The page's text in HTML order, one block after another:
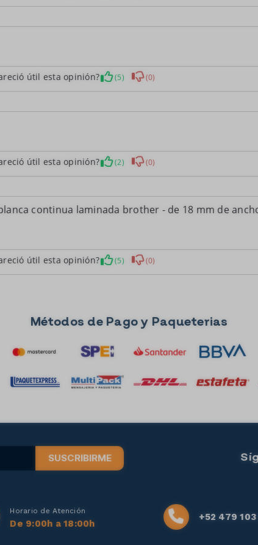
útil esta opinión? (5) (0)
útil esta opinión? (2) (0)
continua laminada brother - de 18 mm de
útil esta opinión? (5) (0)
Métodos de Pago y Paqueterias
SUSCRIBIRME
Horario de Atención
De 9:00h a 18:00h +52 479